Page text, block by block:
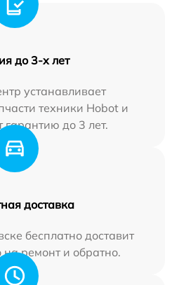
до 3-х лет
устанавливает
техники Hobot и
гарантию до 3 лет.
доставка
бесплатно доставит
на ремонт и обратно.